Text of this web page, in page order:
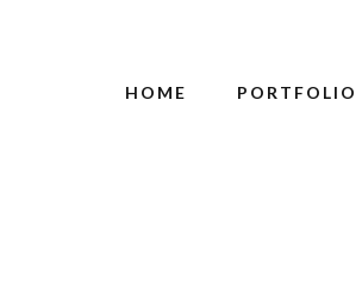
HOME PORTFOLIO